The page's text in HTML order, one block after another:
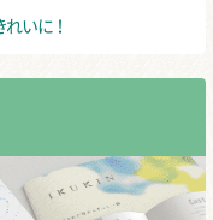
いに！